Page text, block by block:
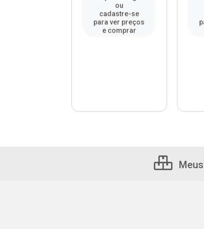
ou
cadastre-se
para ver preços
e comprar